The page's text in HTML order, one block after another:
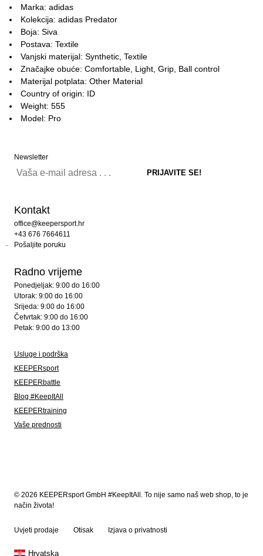
Marka: adidas
Kolekcija: adidas Predator
Boja: Siva
Postava: Textile
Vanjski materijal: Synthetic, Textile
Značajke obuće: Comfortable, Light, Grip, Ball control
Materijal potplata: Other Material
Country of origin: ID
Weight: 555
Model: Pro
Newsletter
Kontakt
office@keepersport.hr
+43 676 7664611
Pošaljite poruku
Radno vrijeme
Ponedjeljak: 9:00 do 16:00
Utorak: 9:00 do 16:00
Srijeda: 9:00 do 16:00
Četvrtak: 9:00 do 16:00
Petak: 9:00 do 13:00
Usluge i podrška
KEEPERsport
KEEPERbattle
Blog #KeepItAll
KEEPERtraining
Vaše prednosti
© 2026 KEEPERsport GmbH #KeepItAll. To nije samo naš web shop, to je
način života!
Uvjeti prodaje Otisak Izjava o privatnosti
Hrvatska